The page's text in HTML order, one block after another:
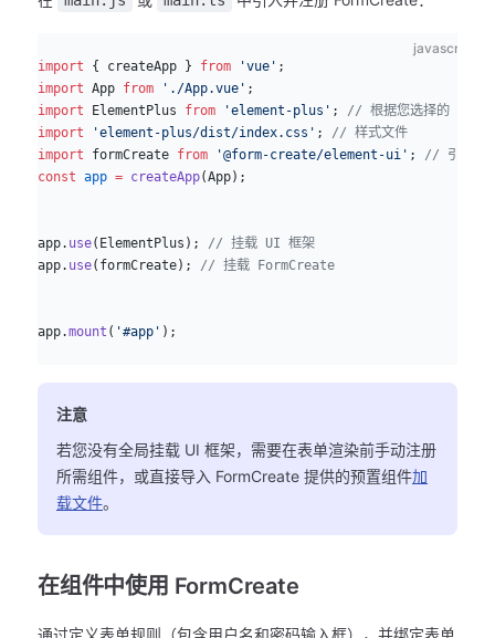
javascript
import { createApp } from 'vue' ;
import App from './App.vue' ;
import ElementPlus from 'element-plus' ; // 根据您选择的 UI 框
import 'element-plus/dist/index.css' ; // 样式文件
import formCreate from '@form-create/element-ui' ; // 引入
const app = createApp(App);
app. use(ElementPlus); // 挂载 UI 框架
app. use(formCreate); // 挂载 FormCreate
app.mount ( '#app' );
注意
若您没有全局挂载 UI 框架，需要在表单渲染前手动注册
所需组件，或直接导入 FormCreate 提供的预置组件加
载文件。
在组件中使用 FormCreate
通过定义表单规则（包含用户名和密码输入框），并绑定表单